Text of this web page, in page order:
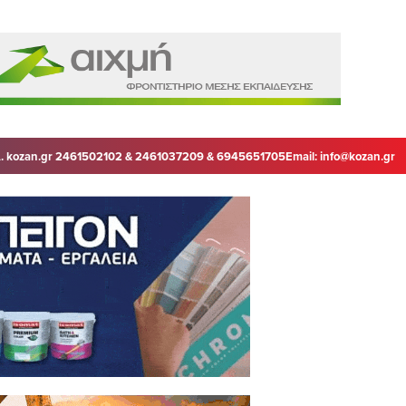
kozan.gr 2461502102 & 2461037209 & 6945651705Email:info@kozan.gr